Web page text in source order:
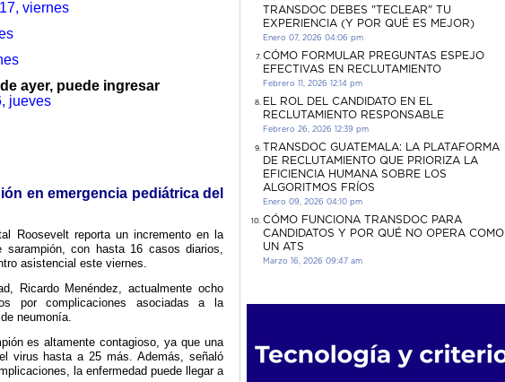
viernes
ayer, puede ingresar
jueves
en emergencia pediátrica del
Roosevelt reporta un incremento en la
con hasta 16 casos diarios,
asistencial este viernes.
Ricardo Menéndez, actualmente ocho
por complicaciones asociadas a la
neumonía.
es altamente contagioso, ya que una
virus hasta a 25 más. Además, señaló
la enfermedad puede llegar a
TRANSDOC DEBES "TECLEAR" TU
EXPERIENCIA (Y POR QUÉ ES MEJOR)
Enero 07, 2026 04:06 pm
CÓMO FORMULAR PREGUNTAS ESPEJO
EFECTIVAS EN RECLUTAMIENTO
Febrero 11, 2026 12:14 pm
EL ROL DEL CANDIDATO EN EL
RECLUTAMIENTO RESPONSABLE
Febrero 26, 2026 12:39 pm
TRANSDOC GUATEMALA: LA PLATAFORMA
DE RECLUTAMIENTO QUE PRIORIZA LA
EFICIENCIA HUMANA SOBRE LOS
ALGORITMOS FRÍOS
Enero 09, 2026 04:10 pm
CÓMO FUNCIONA TRANSDOC PARA
CANDIDATOS Y POR QUÉ NO OPERA COMO
UN ATS
Marzo 16, 2026 09:47 am